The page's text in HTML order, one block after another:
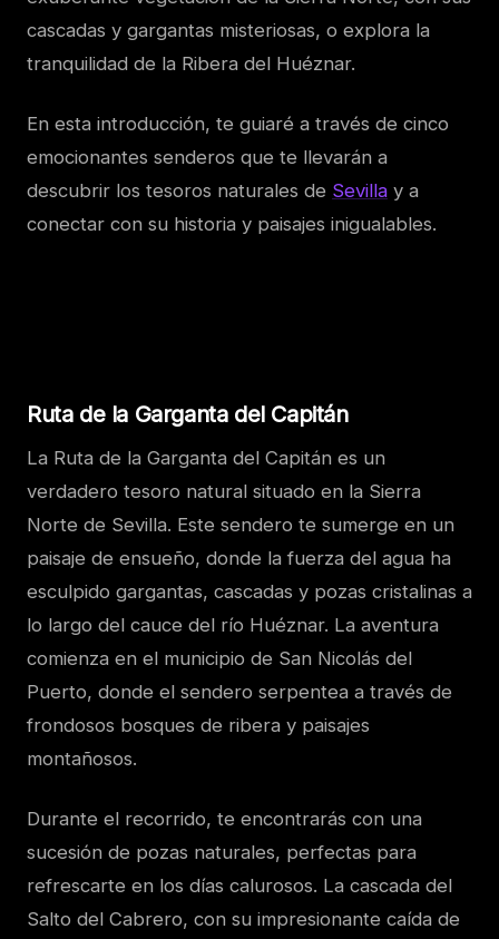
cascadas y gargantas misteriosas, o explora la
tranquilidad de la Ribera del Huéznar.
En esta introducción, te guiaré a través de cinco
emocionantes senderos que te llevarán a
descubrir los tesoros naturales de Sevilla y a
conectar con su historia y paisajes inigualables.
Ruta de la Garganta del Capitán
La Ruta de la Garganta del Capitán es un
verdadero tesoro natural situado en la Sierra
Norte de Sevilla. Este sendero te sumerge en un
paisaje de ensueño, donde la fuerza del agua ha
esculpido gargantas, cascadas y pozas cristalinas a
lo largo del cauce del río Huéznar. La aventura
comienza en el municipio de San Nicolás del
Puerto, donde el sendero serpentea a través de
frondosos bosques de ribera y paisajes
montañosos.
Durante el recorrido, te encontrarás con una
sucesión de pozas naturales, perfectas para
refrescarte en los días calurosos. La cascada del
Salto del Cabrero, con su impresionante caída de